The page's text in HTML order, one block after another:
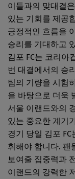
이들과의 맞대결
있는 기회를 제공
긍정적인 흐름을
승리를 기대하고
김포 FC는 코리아
번 대결에서의 승
팀의 기량을 시험
을 바탕으로 더욱
서울 이랜드와의
있는 중요한 계기
경기 당일 김포
휘해야 합니다. 팬
보여줄 집중력과
이랜드의 강력한